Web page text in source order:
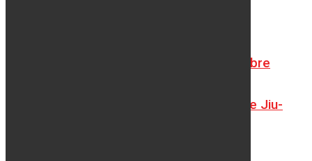
PC-AM fortalece conscientização sobre
proteção de alunos em academias de Jiu-